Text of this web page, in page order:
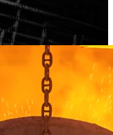
отраслей добычи,
упрощают
территориально